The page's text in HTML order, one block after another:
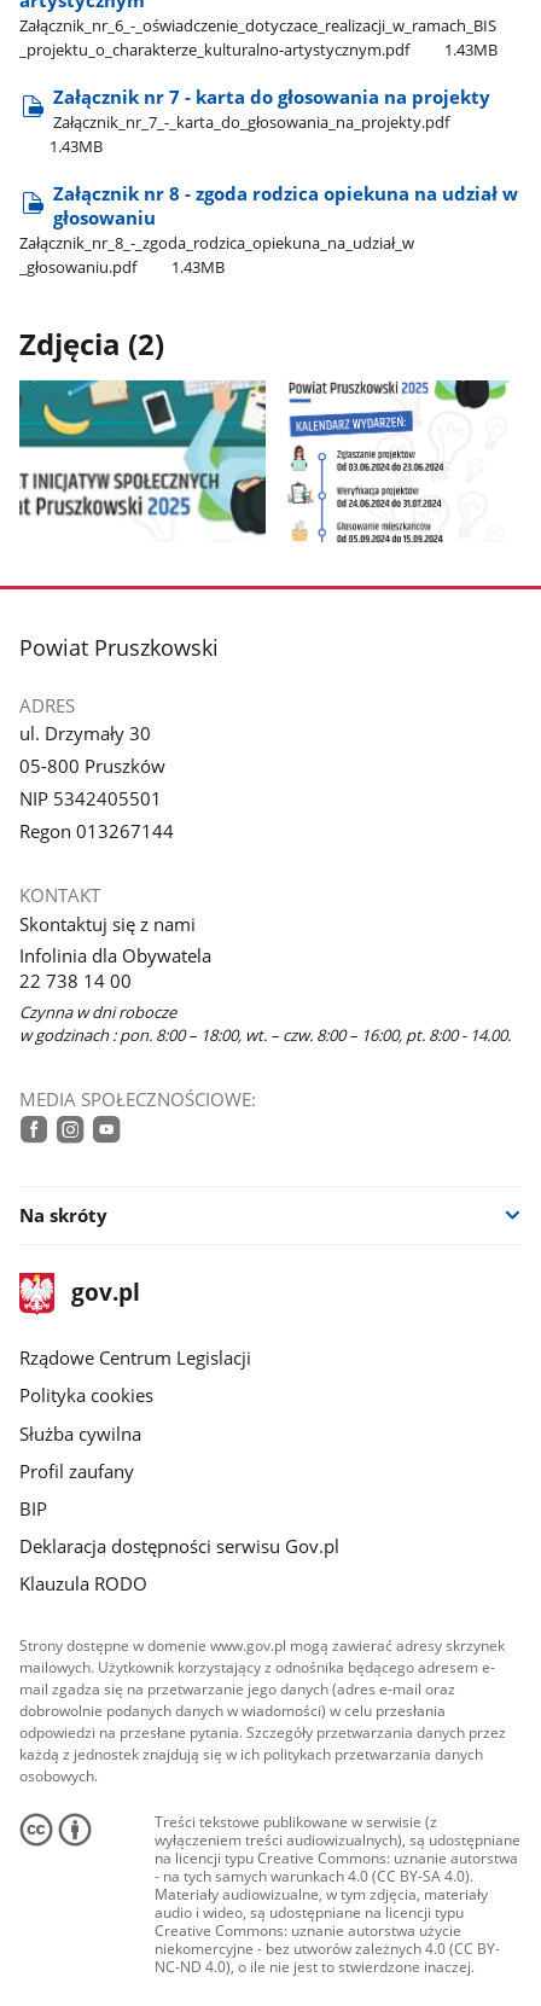
Załącznik​_nr​_6​_-​_oświadczenie​_dotyczace​_realizacji​_w​_ramach​_BIS​
_projektu​_o​_charakterze​_kulturalno-artystycznym.pdf
1.43MB
Załącznik nr 7 - karta do głosowania na projekty
Załącznik​_nr​_7​_-​_karta​_do​_głosowania​_na​_projekty.pdf
1.43MB
Załącznik nr 8 - zgoda rodzica opiekuna na udział w
głosowaniu
Załącznik​_nr​_8​_-​_zgoda​_rodzica​_opiekuna​_na​_udział​_w​
_głosowaniu.pdf
1.43MB
Zdjęcia (2)
galerii.
stopka
Powiat Pruszkowski
ADRES
ul. Drzymały 30
05-800 Pruszków
NIP 5342405501
Regon 013267144
KONTAKT
Skontaktuj się z nami
Infolinia dla Obywatela
22 738 14 00
Czynna w dni robocze
w godzinach : pon. 8:00 – 18:00, wt. – czw. 8:00 – 16:00, pt. 8:00 - 14.00.
MEDIA SPOŁECZNOŚCIOWE:
Na skróty
stopka
gov.plStrona
gov.pl
Rządowe Centrum Legislacji
Polityka cookies
Służba cywilna
Profil zaufany
BIP
Deklaracja dostępności serwisu Gov.pl
Klauzula RODO
Strony dostępne w domenie www.gov.pl mogą zawierać adresy skrzynek
mailowych. Użytkownik korzystający z odnośnika będącego adresem e-
mail zgadza się na przetwarzanie jego danych (adres e-mail oraz
dobrowolnie podanych danych w wiadomości) w celu przesłania
odpowiedzi na przesłane pytania. Szczegóły przetwarzania danych przez
każdą z jednostek znajdują się w ich politykach przetwarzania danych
osobowych.
Treści tekstowe publikowane w serwisie (z
wyłączeniem treści audiowizualnych), są udostępniane
na licencji typu Creative Commons: uznanie autorstwa
- na tych samych warunkach 4.0 (CC BY-SA 4.0).
Materiały audiowizualne, w tym zdjęcia, materiały
audio i wideo, są udostępniane na licencji typu
Creative Commons: uznanie autorstwa użycie
niekomercyjne - bez utworów zależnych 4.0 (CC BY-
NC-ND 4.0), o ile nie jest to stwierdzone inaczej.